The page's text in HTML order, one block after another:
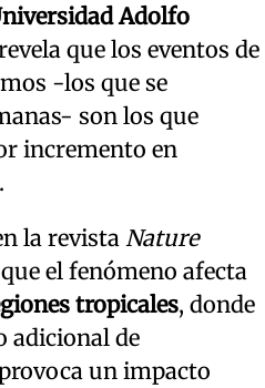
Adolfo
que los eventos de
-los que se
son los que
incremento en
la revista Nature
el fenómeno afecta
tropicales, donde
adicional de
un impacto